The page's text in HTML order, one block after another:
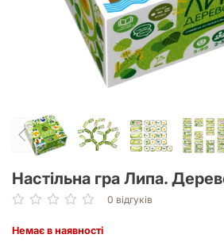
Настільна гра Липа.
0 відгуків
Немає в наявності